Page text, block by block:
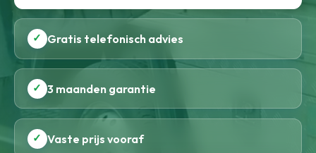
✓ Gratis telefonisch advies
✓ 3 maanden garantie
✓ Vaste prijs vooraf